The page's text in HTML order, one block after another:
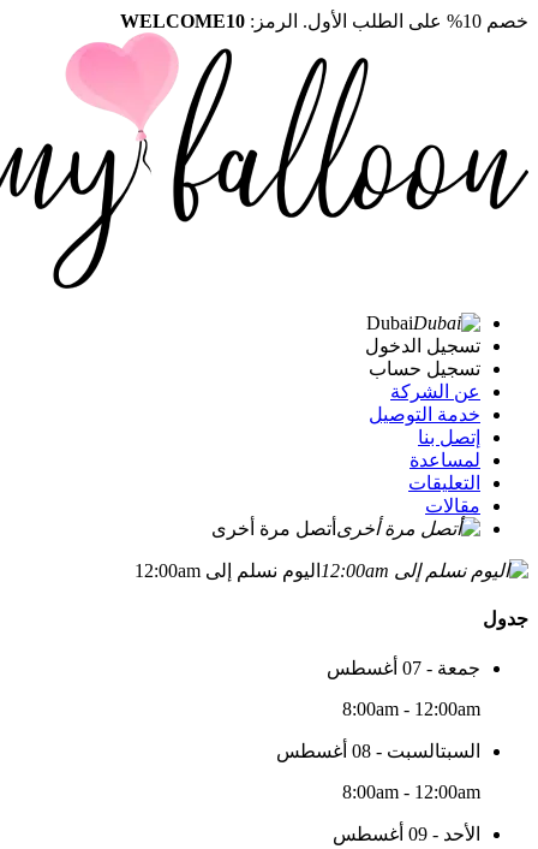
خصم 10% على الطلب الأول. الرمز: WELCOME10
Dubai
تسجيل الدخول
تسجيل حساب
عن الشركة
خدمة التوصيل
إتصل بنا
لمساعدة
التعليقات
مقالات
أتصل مرة أخرى
اليوم نسلم إلى 12:00am
جدول
جمعة - 07 أغسطس
8:00am - 12:00am
السبتالسبت - 08 أغسطس
8:00am - 12:00am
الأحد - 09 أغسطس